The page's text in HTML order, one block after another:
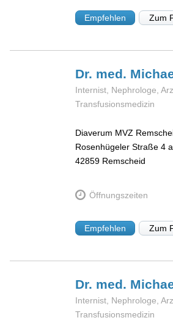
Empfehlen Zum
Dr. med.
Internist, Nephrologe,
Transfusionsmedizin
Diaverum MVZ
Rosenhügeler Straße 4 a
42859 Remscheid
Öffnungszeiten
Empfehlen Zum
Dr. med.
Internist, Nephrologe,
Transfusionsmedizin